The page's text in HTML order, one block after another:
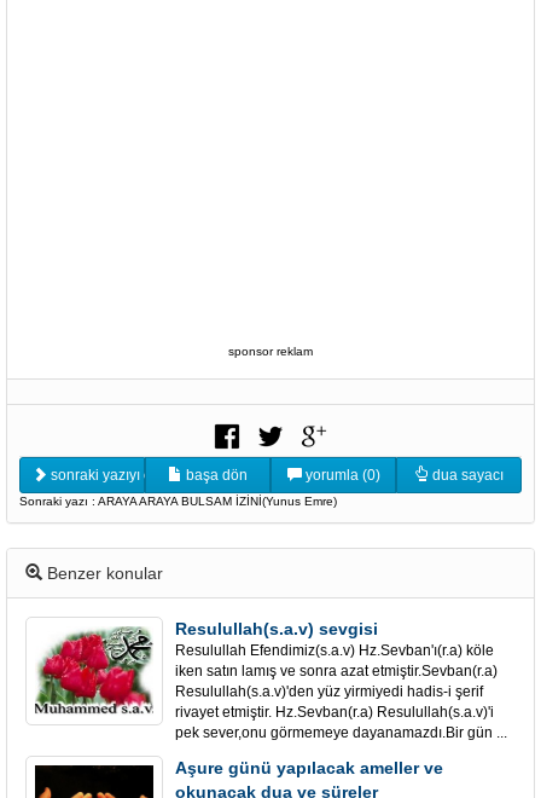
sponsor reklam
sonraki yazıyı oku başa dön yorumla (0) dua sayacı
Sonraki yazı : ARAYA ARAYA BULSAM İZİNİ(Yunus Emre)
Benzer konular
Resulullah(s.a.v) sevgisi
Resulullah Efendimiz(s.a.v) Hz.Sevban'ı(r.a) köle
iken satın lamış ve sonra azat etmiştir.Sevban(r.a)
Resulullah(s.a.v)'den yüz yirmiyedi hadis-i şerif
rivayet etmiştir. Hz.Sevban(r.a) Resulullah(s.a.v)'i
pek sever,onu görmemeye dayanamazdı.Bir gün ...
Aşure günü yapılacak ameller ve
okunacak dua ve süreler